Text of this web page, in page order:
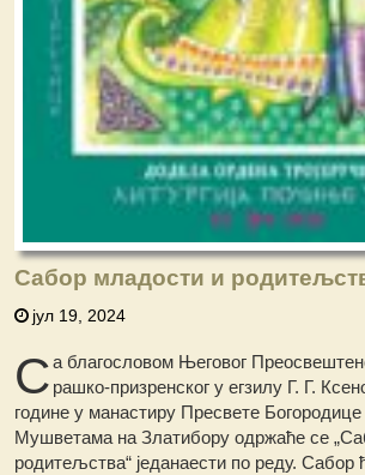
Сабор младости и
јул 19, 2024
Са благословом Његовог
рашко-призренског у егзилу Г. Г.
године у манастиру Пресвете Богородице
Мушветама на Златибору одржаће се
родитељства“ једанаести по реду. Сабор